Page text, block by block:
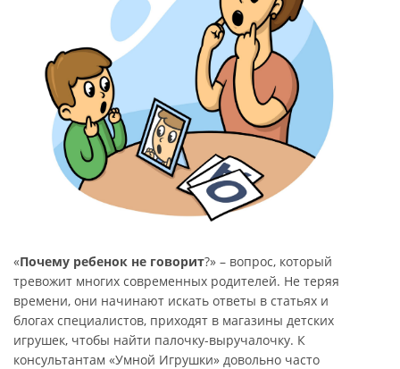
«Почему ребенок не говорит?» – вопрос, который
тревожит многих современных родителей. Не теряя
времени, они начинают искать ответы в статьях и
блогах специалистов, приходят в магазины детских
игрушек, чтобы найти палочку-выручалочку. К
консультантам «Умной Игрушки» довольно часто